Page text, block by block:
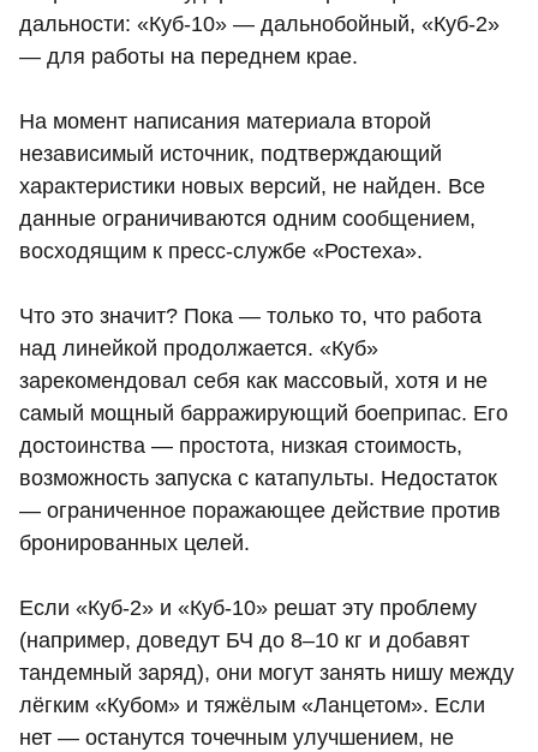
дальности: «Куб‑10» — дальнобойный, «Куб‑2»
— для работы на переднем крае.
На момент написания материала второй
независимый источник, подтверждающий
характеристики новых версий, не найден. Все
данные ограничиваются одним сообщением,
восходящим к пресс-службе «Ростеха».
Что это значит? Пока — только то, что работа
над линейкой продолжается. «Куб»
зарекомендовал себя как массовый, хотя и не
самый мощный барражирующий боеприпас. Его
достоинства — простота, низкая стоимость,
возможность запуска с катапульты. Недостаток
— ограниченное поражающее действие против
бронированных целей.
Если «Куб‑2» и «Куб‑10» решат эту проблему
(например, доведут БЧ до 8–10 кг и добавят
тандемный заряд), они могут занять нишу между
лёгким «Кубом» и тяжёлым «Ланцетом». Если
нет — останутся точечным улучшением, не